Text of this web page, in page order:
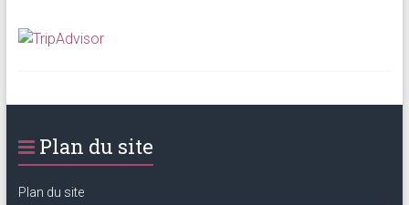
Plan du site
Plan du site